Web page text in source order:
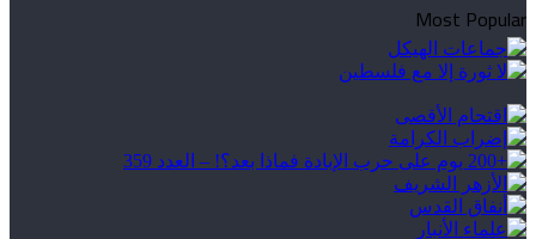
Most Popular